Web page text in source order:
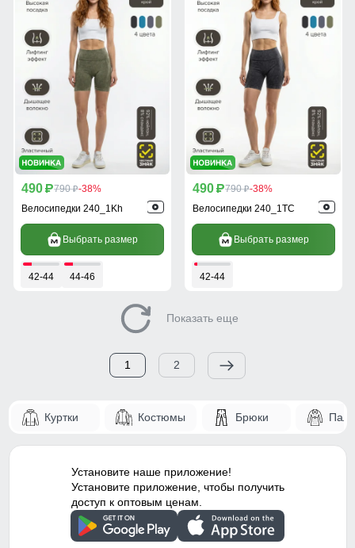
490 p790 p-38%
Велосипедки 240_1Kh
Выбрать размер
42-44 44-46
490 p790 p-38%
Велосипедки 240_1TC
Выбрать размер
42-44
Показать еще
1 2
Куртки Костюмы Брюки
Установите наше приложение!
Установите приложение, чтобы получить
доступ к оптовым ценам.